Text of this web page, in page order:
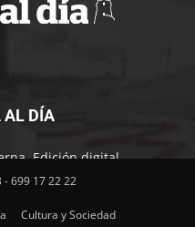
AL DÍA
Edición digital.
habitual nuestra edición
699 17 22 22
Cultura y Sociedad